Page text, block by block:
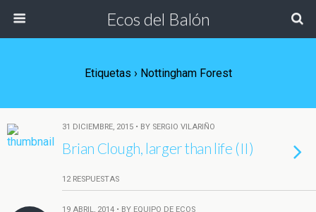
Ecos del Balón
Etiquetas › Nottingham Forest
31 DICIEMBRE, 2015 • BY SERGIO VILARIÑO
Brian Clough, larger than life (II)
12 RESPUESTAS
19 ABRIL, 2014 • BY EQUIPO DE ECOS